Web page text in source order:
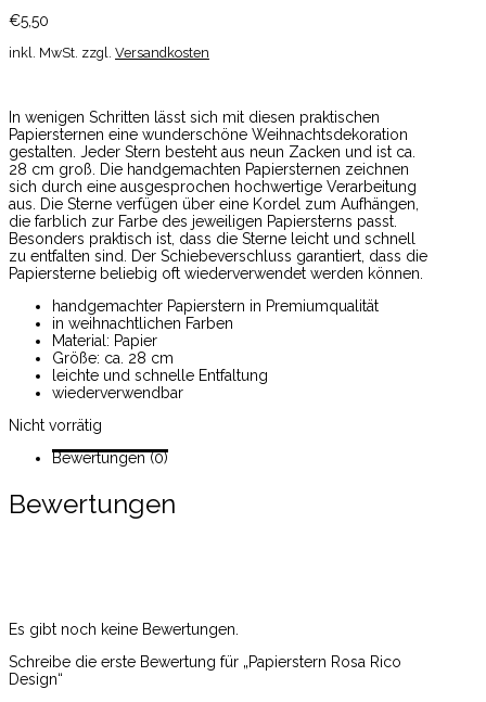
€5,50
inkl. MwSt. zzgl. Versandkosten
In wenigen Schritten lässt sich mit diesen praktischen
Papiersternen eine wunderschöne Weihnachtsdekoration
gestalten. Jeder Stern besteht aus neun Zacken und ist ca.
28 cm groß. Die handgemachten Papiersternen zeichnen
sich durch eine ausgesprochen hochwertige Verarbeitung
aus. Die Sterne verfügen über eine Kordel zum Aufhängen,
die farblich zur Farbe des jeweiligen Papiersterns passt.
Besonders praktisch ist, dass die Sterne leicht und schnell
zu entfalten sind. Der Schiebeverschluss garantiert, dass die
Papiersterne beliebig oft wiederverwendet werden können.
handgemachter Papierstern in Premiumqualität
in weihnachtlichen Farben
Material: Papier
Größe: ca. 28 cm
leichte und schnelle Entfaltung
wiederverwendbar
Nicht vorrätig
Bewertungen (0)
Bewertungen
Es gibt noch keine Bewertungen.
Schreibe die erste Bewertung für „Papierstern Rosa Rico
Design“